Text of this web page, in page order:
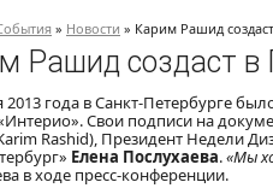
» Новости » Карим Рашид
Рашид создаст в
2013 года в Санкт-Петербурге
Свои подписи на
Rashid), Президент Недели
Елена Послухаева.«Мы
в ходе пресс-конференции.